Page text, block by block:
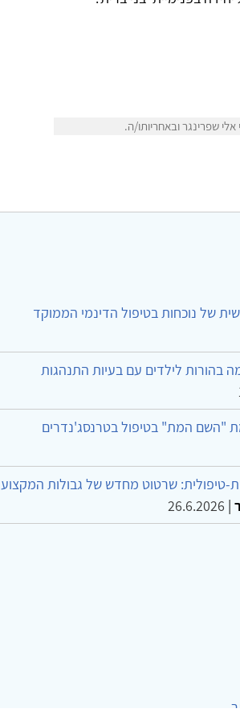
שפרינגר ובאחריותו/ה.
של נוכחות בטיפול הדינמי הממוקד
בהורות לילדים עם בעיות התנהגות
"השם המת" בטיפול בטרנסג'נדרים
טיפולית: שרטוט מחדש של גבולות המקצוע
|
26.6.2026